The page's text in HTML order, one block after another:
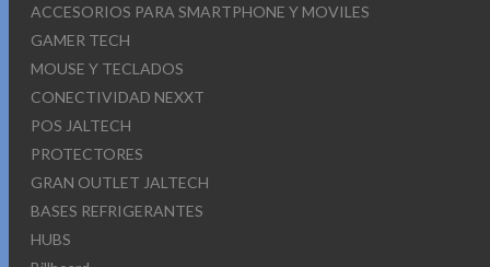
ACCESORIOS PARA SMARTPHONE Y MOVILES
GAMER TECH
MOUSE Y TECLADOS
CONECTIVIDAD NEXXT
POS JALTECH
PROTECTORES
GRAN OUTLET JALTECH
BASES REFRIGERANTES
HUBS